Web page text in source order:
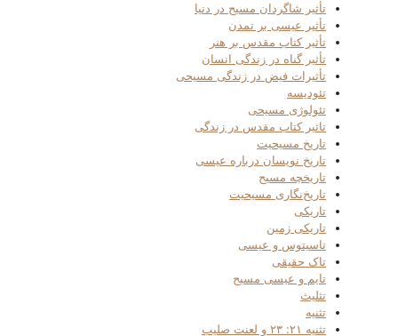
تأثیر شاگردان مسیح در دنیا
تأثیر عیسی بر تمدن
تأثیر کتاب مقدس بر هنر
تأثیر گناه در زندگی انسان
تأثیرات فیض در زندگی مسیحی
تئودیسه
تئولوژی مسیحی
تاثیر کتاب مقدس در زندگی
تاریخ مسیحیت
تاریخ نویسان درباره عیسی
تاریخچه مسیح
تاریخ‌نگاری مسیحیت
تاریکی
تاریکی زمین
تاسیتوس و عیسی
تاک حقیقی
تایم و عیسی مسیح
تثلیث
تثنیه
تثنیه ۲۱: ۲۳ و لعنت صلیب